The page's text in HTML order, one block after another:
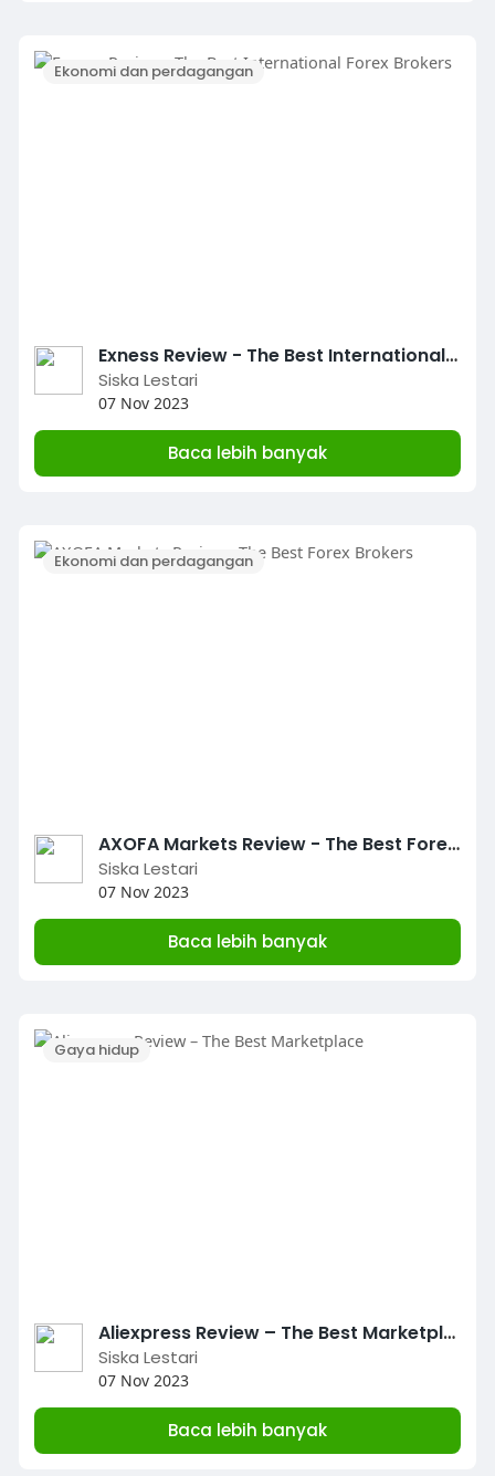
Ekonomi dan perdagangan
Exness Review - The Best International Forex Brokers
Siska Lestari
07 Nov 2023
Baca lebih banyak
Ekonomi dan perdagangan
AXOFA Markets Review - The Best Forex Brokers
Siska Lestari
07 Nov 2023
Baca lebih banyak
Gaya hidup
Aliexpress Review – The Best Marketplace
Siska Lestari
07 Nov 2023
Baca lebih banyak